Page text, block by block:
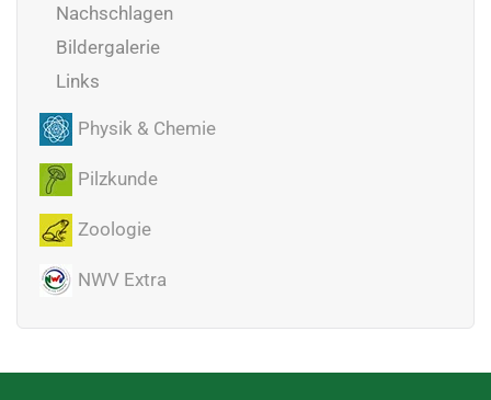
Nachschlagen
Bildergalerie
Links
Physik & Chemie
Pilzkunde
Zoologie
NWV Extra